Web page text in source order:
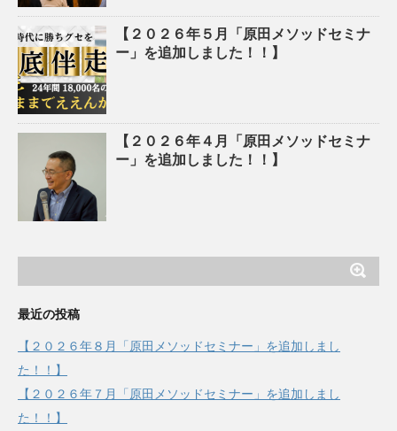
【２０２６年５月「原田メソッドセミナ
ー」を追加しました！！】
【２０２６年４月「原田メソッドセミナ
ー」を追加しました！！】
最近の投稿
【２０２６年８月「原田メソッドセミナー」を追加しまし
た！！】
【２０２６年７月「原田メソッドセミナー」を追加しまし
た！！】